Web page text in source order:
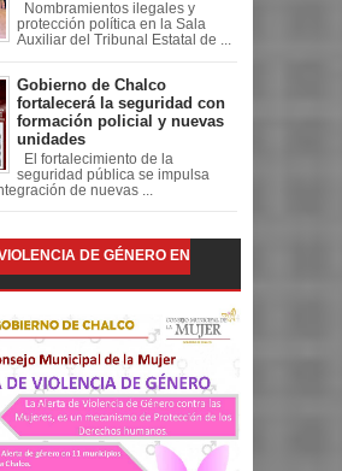
Nombramientos ilegales y
protección política en la Sala
Auxiliar del Tribunal Estatal de ...
Gobierno de Chalco
fortalecerá la seguridad con
formación policial y nuevas
unidades
El fortalecimiento de la
seguridad pública se impulsa
de nuevas ...
DE GÉNERO EN